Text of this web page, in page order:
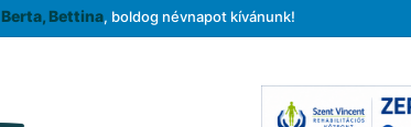
Berta, Bettina, boldog névnapot kívánunk!